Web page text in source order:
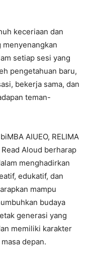
keceriaan dan
menyenangkan
setiap sesi yang
pengetahuan baru,
bekerja sama, dan
teman-
AIUEO, RELIMA
Aloud berharap
menghadirkan
edukatif, dan
mampu
budaya
generasi yang
memiliki karakter
depan.